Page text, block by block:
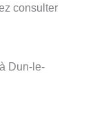
consulter
Dun-le-